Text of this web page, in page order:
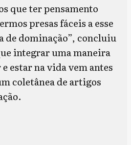
que ter pensamento
presas fáceis a esse
de dominação”, concluiu
integrar uma maneira
estar na vida vem antes
coletânea de artigos